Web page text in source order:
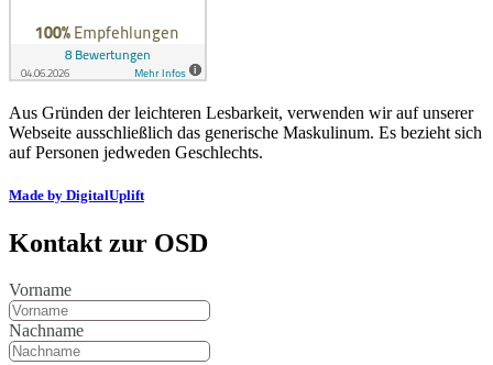
Aus Gründen der leichteren Lesbarkeit, verwenden wir auf unserer
Webseite ausschließlich das generische Maskulinum. Es bezieht sich
auf Personen jedweden Geschlechts.
Made by DigitalUplift
Kontakt zur OSD
Vorname
Nachname